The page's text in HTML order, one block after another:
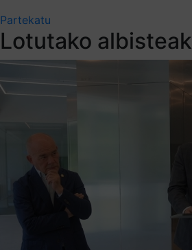
Partekatu
Lotutako albisteak